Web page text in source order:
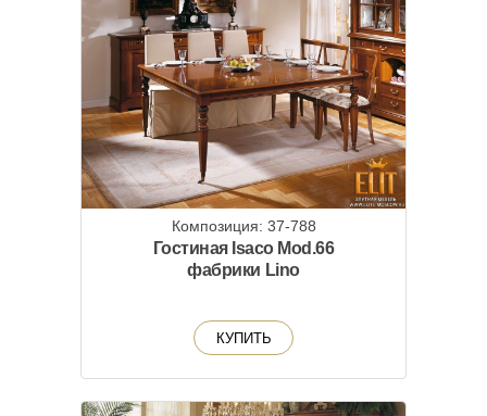
Композиция: 37-788
Гостиная Isaco Mod.66
фабрики Lino
КУПИТЬ